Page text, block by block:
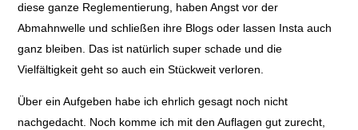
diese ganze Reglementierung, haben Angst vor der
Abmahnwelle und schließen ihre Blogs oder lassen Insta auch
ganz bleiben. Das ist natürlich super schade und die
Vielfältigkeit geht so auch ein Stückweit verloren.
Über ein Aufgeben habe ich ehrlich gesagt noch nicht
nachgedacht. Noch komme ich mit den Auflagen gut zurecht,